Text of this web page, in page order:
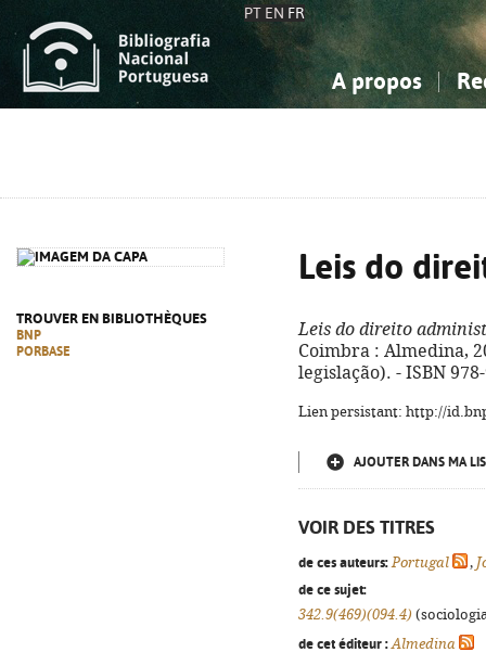
PT EN FR
A propos
TROUVER EN BIBLIOTHÈQUES
BNP
PORBASE
Leis do
Leis do direito
Coimbra : Almedina,
legislação). - ISBN
Lien persistant: http://
AJOUTER DANS MA
VOIR DES TITRES
de ces auteurs: Portugal ,
de ce sujet:
342.9(469)(094.4)
de cet éditeur : Almedina